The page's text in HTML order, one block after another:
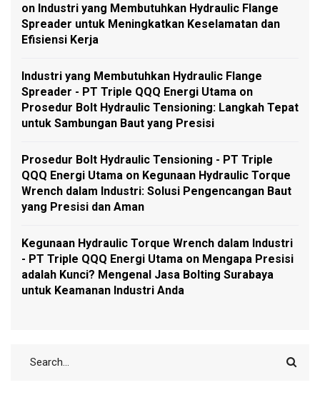
on Industri yang Membutuhkan Hydraulic Flange
Spreader untuk Meningkatkan Keselamatan dan
Efisiensi Kerja
Industri yang Membutuhkan Hydraulic Flange
Spreader - PT Triple QQQ Energi Utama on
Prosedur Bolt Hydraulic Tensioning: Langkah Tepat
untuk Sambungan Baut yang Presisi
Prosedur Bolt Hydraulic Tensioning - PT Triple
QQQ Energi Utama on Kegunaan Hydraulic Torque
Wrench dalam Industri: Solusi Pengencangan Baut
yang Presisi dan Aman
Kegunaan Hydraulic Torque Wrench dalam Industri
- PT Triple QQQ Energi Utama on Mengapa Presisi
adalah Kunci? Mengenal Jasa Bolting Surabaya
untuk Keamanan Industri Anda